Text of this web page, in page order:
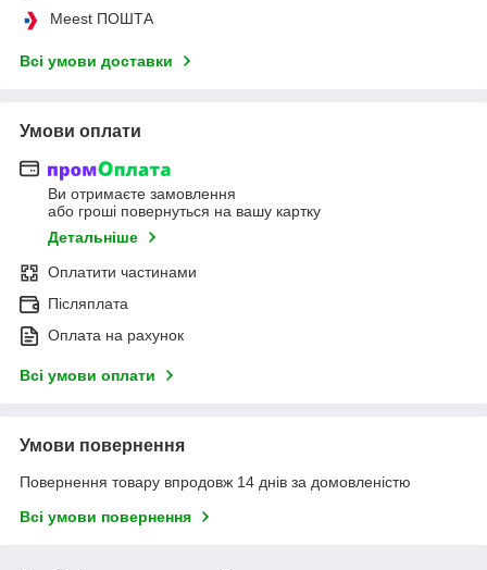
Meest ПОШТА
Всі умови доставки
Умови оплати
Ви отримаєте замовлення
або гроші повернуться на вашу картку
Детальніше
Оплатити частинами
Післяплата
Оплата на рахунок
Всі умови оплати
Умови повернення
Повернення товару впродовж 14 днів за домовленістю
Всі умови повернення